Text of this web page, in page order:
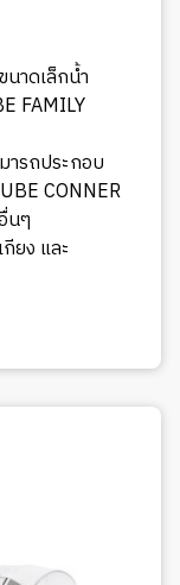
นาดเล็กน้ำ
FAMILY
ารถประกอบ
CONNER
นๆ
ยง และ